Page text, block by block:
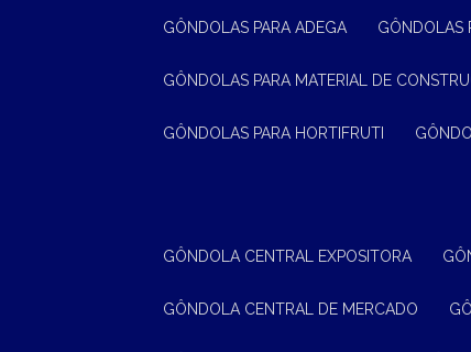
GÔNDOLAS PARA ADEGA
GÔNDOLAS PARA MATERIAL DE
GÔNDOLAS PARA HORTIFRUTI
GÔNDOLA CENTRAL EXPOSITORA
GÔNDOLA CENTRAL DE MERCADO